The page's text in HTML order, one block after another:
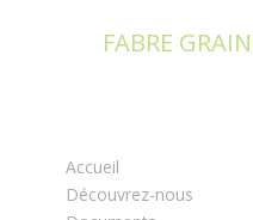
FABRE
Accueil
Découvrez-nous